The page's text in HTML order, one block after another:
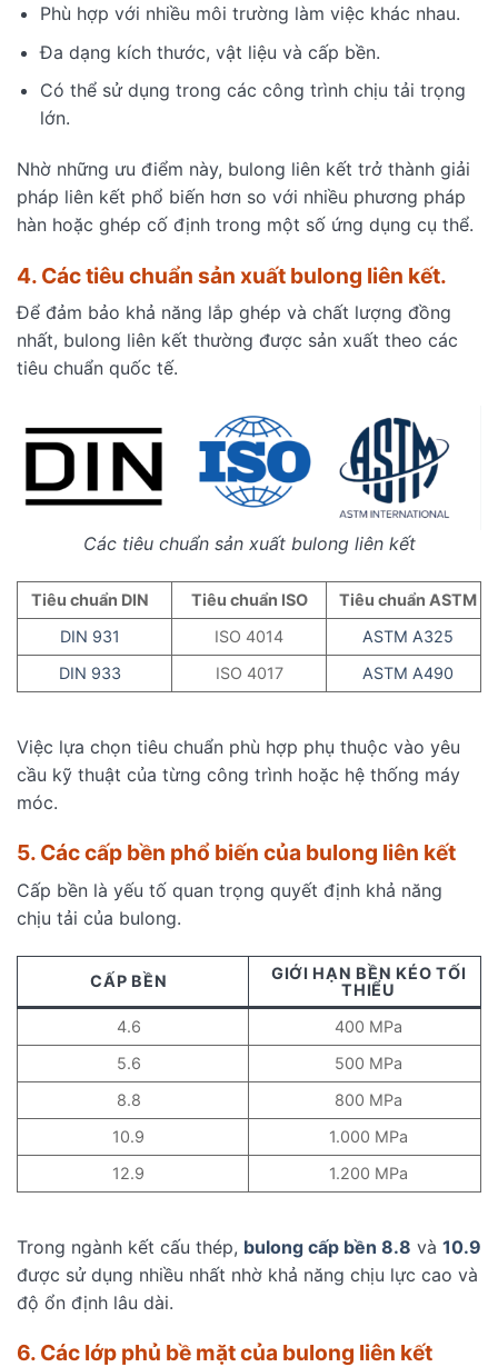
Phù hợp với nhiều môi trường làm việc khác nhau.
Đa dạng kích thước, vật liệu và cấp bền.
Có thể sử dụng trong các công trình chịu tải trọng
lớn.
Nhờ những ưu điểm này, bulong liên kết trở thành giải
pháp liên kết phổ biến hơn so với nhiều phương pháp
hàn hoặc ghép cố định trong một số ứng dụng cụ thể.
4. Các tiêu chuẩn sản xuất bulong liên kết.
Để đảm bảo khả năng lắp ghép và chất lượng đồng
nhất, bulong liên kết thường được sản xuất theo các
tiêu chuẩn quốc tế.
Các tiêu chuẩn sản xuất bulong liên kết
Tiêu chuẩn DIN Tiêu chuẩn ISO
Tiêu chuẩn ASTM
DIN 931
ISO 4014
ASTM A325
DIN 933
ISO 4017 ASTM A490
Việc lựa chọn tiêu chuẩn phù hợp phụ thuộc vào yêu
cầu kỹ thuật của từng công trình hoặc hệ thống máy
móc.
5. Các cấp bền phổ biến của bulong liên kết
Cấp bền là yếu tố quan trọng quyết định khả năng
chịu tải của bulong.
CẤP BỀN
GIỚI HẠN BỀN KÉO TỐI
THIỂU
4.6
400 MPa
5.6
500 MPa
8.8
800 MPa
10.9
1.000 MPa
12.9
1.200 MPa
Trong ngành kết cấu thép, bulong cấp bền 8.8 và 10.9
được sử dụng nhiều nhất nhờ khả năng chịu lực cao và
độ ổn định lâu dài.
6. Các lớp phủ bề mặt của bulong liên kết